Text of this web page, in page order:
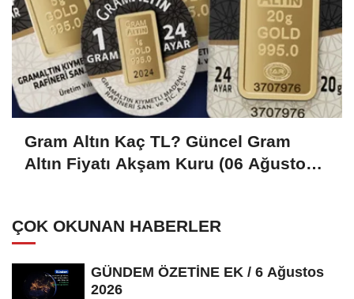
Gram Altın Kaç TL? Güncel Gram
Altın Fiyatı Akşam Kuru (06 Ağustos
ÇOK OKUNAN HABERLER
GÜNDEM ÖZETİNE EK / 6 Ağustos
2026